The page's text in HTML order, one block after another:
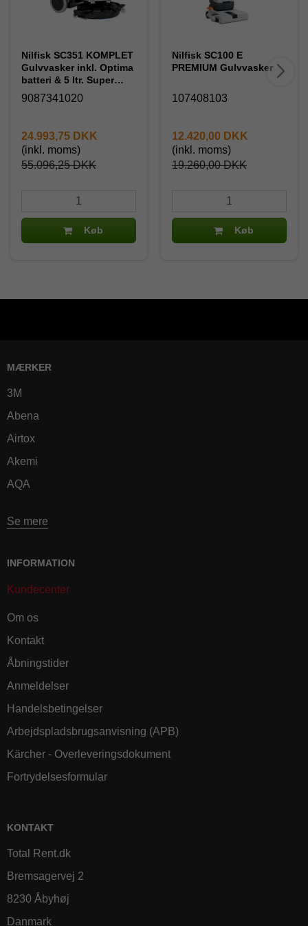
Nilfisk SC351 KOMPLET
Gulvvasker inkl. Optima
batteri & 5 ltr. Super
Sæbe
9087341020
55.096,25 DKK
24.993,75 DKK
(inkl. moms)
Køb
Nilfisk SC100 E
PREMIUM Gulvvasker
107408103
19.260,00 DKK
12.420,00 DKK
(inkl. moms)
Køb
MÆRKER
3M
Abena
Airtox
Akemi
AQA
Se mere
INFORMATION
Kundecenter
Om os
Kontakt
Åbningstider
Anmeldelser
Handelsbetingelser
Arbejdspladsbrugsanvisning (APB)
Kärcher - Overleveringsdokument
Fortrydelsesformular
KONTAKT
Total Rent.dk
Bremsagervej 2
8230 Åbyhøj
Danmark